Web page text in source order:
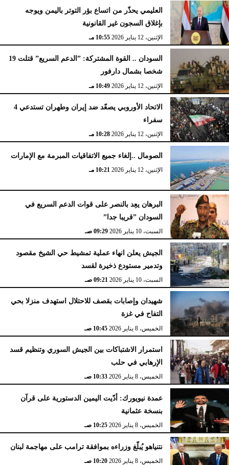
العليمي يحذّر من اتساع بؤر التوتر باليمن ويوجه
بإغلاق السجون غير القانونية
الإثنين، 12 يناير 2026 10:55 مـ
السودان .. القوة المشتركة: ”الدعم السريع” قتلت 19
شخصا بشمال دارفور
الإثنين، 12 يناير 2026 10:49 مـ
الاتحاد الأوروبي يصعّد ضد إيران وطهران تستدعي 4
سفراء
الإثنين، 12 يناير 2026 10:28 مـ
الصومال ..إلغاء جميع الاتفاقيات المبرمة مع الإمارات
الإثنين، 12 يناير 2026 10:21 مـ
البرهان يعِد بالنصر على قوات الدعم السريع في
السودان ”قريبا جدا”
السبت، 10 يناير 2026 09:29 صـ
الجيش يعلن انهاء عملية تمشيط حي الشيخ مقصود
وتدمير مستودع ذخيرة لقسد
السبت، 10 يناير 2026 09:21 صـ
شهيدان وإصابات بقصف للاحتلال استهدف منزلا بحي
التفاح في غزة
الخميس، 8 يناير 2026 10:45 صـ
استمرار الاشتباكات بين الجيش السوري وتنظيم قسد
الإرهابي في حلب
الخميس، 8 يناير 2026 10:33 صـ
عمدة نيويورك: أدّيت اليمين الدستورية على قرآن
بنسخة عثمانية
الخميس، 8 يناير 2026 10:25 صـ
نتنياهو يُبلّغ وزراءه بموافقة ترامب على مهاجمة لبنان
الخميس، 8 يناير 2026 10:20 صـ